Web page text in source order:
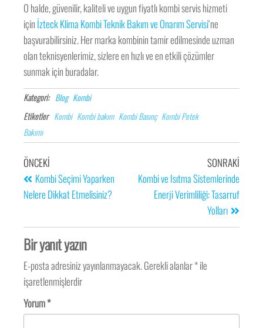
O halde, güvenilir, kaliteli ve uygun fiyatlı kombi servis hizmeti
için İzteck Klima Kombi Teknik Bakım ve Onarım Servisi‘ne
başvurabilirsiniz. Her marka kombinin tamir edilmesinde uzman
olan teknisyenlerimiz, sizlere en hızlı ve en etkili çözümler
sunmak için buradalar.
Kategori: Blog Kombi
Etiketler Kombi Kombi bakım Kombi Basınç Kombi Petek
Bakımı
ÖNCEKI
Kombi Seçimi Yaparken
Nelere Dikkat Etmelisiniz?
SONRAKI
Kombi ve Isıtma Sistemlerinde
Enerji Verimliliği: Tasarruf
Yolları
Bir yanıt yazın
E-posta adresiniz yayınlanmayacak.Gerekli alanlar*ile
işaretlenmişlerdir
Yorum*